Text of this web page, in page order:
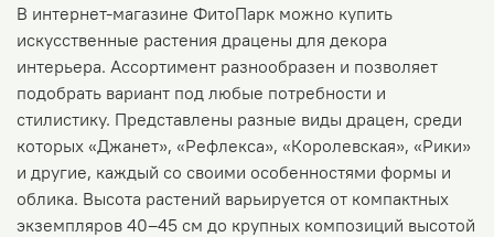
В интернет-магазине ФитоПарк можно купить
искусственные растения драцены для декора
интерьера. Ассортимент разнообразен и позволяет
подобрать вариант под любые потребности и
стилистику. Представлены разные виды драцен, среди
которых «Джанет», «Рефлекса», «Королевская», «Рики»
и другие, каждый со своими особенностями формы и
облика. Высота растений варьируется от компактных
экземпляров 40–45 см до крупных композиций высотой